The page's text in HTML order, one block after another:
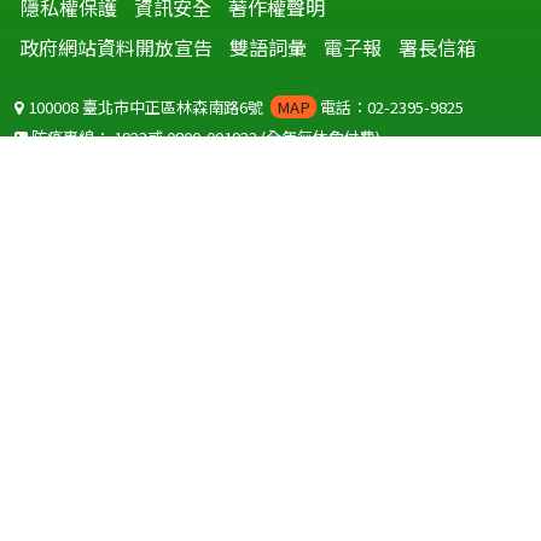
隱私權保護 資訊安全 著作權聲明
政府網站資料開放宣告
雙語詞彙 電子報 署長信箱
100008 臺北市中正區林森南路6號 MAP 電話：02-2395-9825
防疫專線：1922或0800-001922(全年無休免付費)